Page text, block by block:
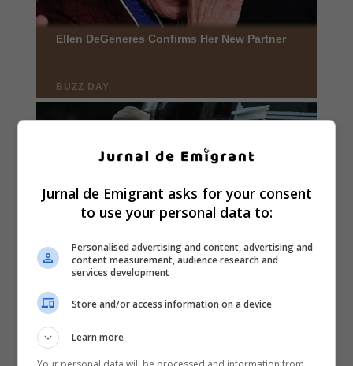
Jurnal de Emigrant asks for your consent
to use your personal data to:
Personalised advertising and content, advertising and
content measurement, audience research and
services development
Store and/or access information on a device
Learn more